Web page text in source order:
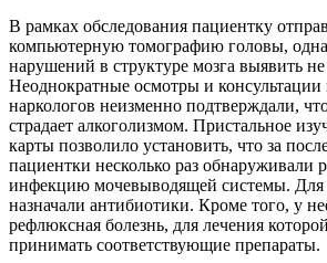
В рамках обследования пациентку
компьютерную томографию головы,
нарушений в структуре мозга выявить не
Неоднократные осмотры и консультации
наркологов неизменно подтверждали,
страдает алкоголизмом. Пристальное
карты позволило установить, что за
пациентки несколько раз
инфекцию мочевыводящей системы. Для
назначали антибиотики. Кроме того, у
рефлюксная болезнь, для лечения
принимать соответствующие препараты.